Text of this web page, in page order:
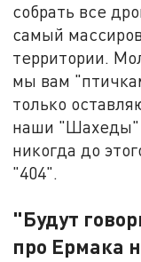
собрать все
самый
территории.
мы вам
только
наши "Шахеды"
никогда до
"404".
"Будут
про Ермака